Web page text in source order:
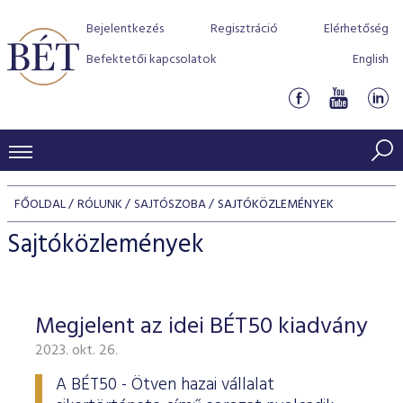
Bejelentkezés Regisztráció
Elérhetőség
Befektetői kapcsolatok
English
KERESKEDÉSI ADATOK
INDEXEK
Jelzáloglevél indexek
Vállalati kötvény indexek
Azonnali Piac
Részvények
Származékos piac
BEFEKTETŐK
Részvény szekció
Hitelpapír szekció
BÉT szabályzatok
Befektetővédelem
Alkalmazott díjstruktúra
Elszámolás
Részvény és vállalati kötvény tőzsdei bevezetését
program
BÉT Xtend - Részvénypiac egyszerűen
TŐZSDETAGOK
Tőzsdetagok, üzletkötők
VENDOROK
FŐOLDAL RÓLUNK SAJTÓSZOBA SAJTÓKÖZLEMÉNYEK
Sajtóközlemények
Megjelent az idei BÉT50 kiadvány
2023. okt. 26.
A BÉT50 - Ötven hazai vállalat